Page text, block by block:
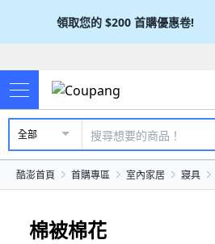
領取您的 $200 首購優惠卷!
全部
酷澎首頁 首購專區 室內家居 寢具
棉被棉花